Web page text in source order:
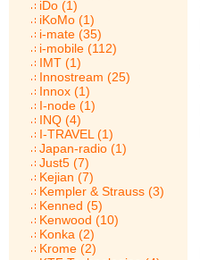
iDo (1)
iKoMo (1)
i-mate (35)
i-mobile (112)
IMT (1)
Innostream (25)
Innox (1)
I-node (1)
INQ (4)
I-TRAVEL (1)
Japan-radio (1)
Just5 (7)
Kejian (7)
Kempler & Strauss (3)
Kenned (5)
Kenwood (10)
Konka (2)
Krome (2)